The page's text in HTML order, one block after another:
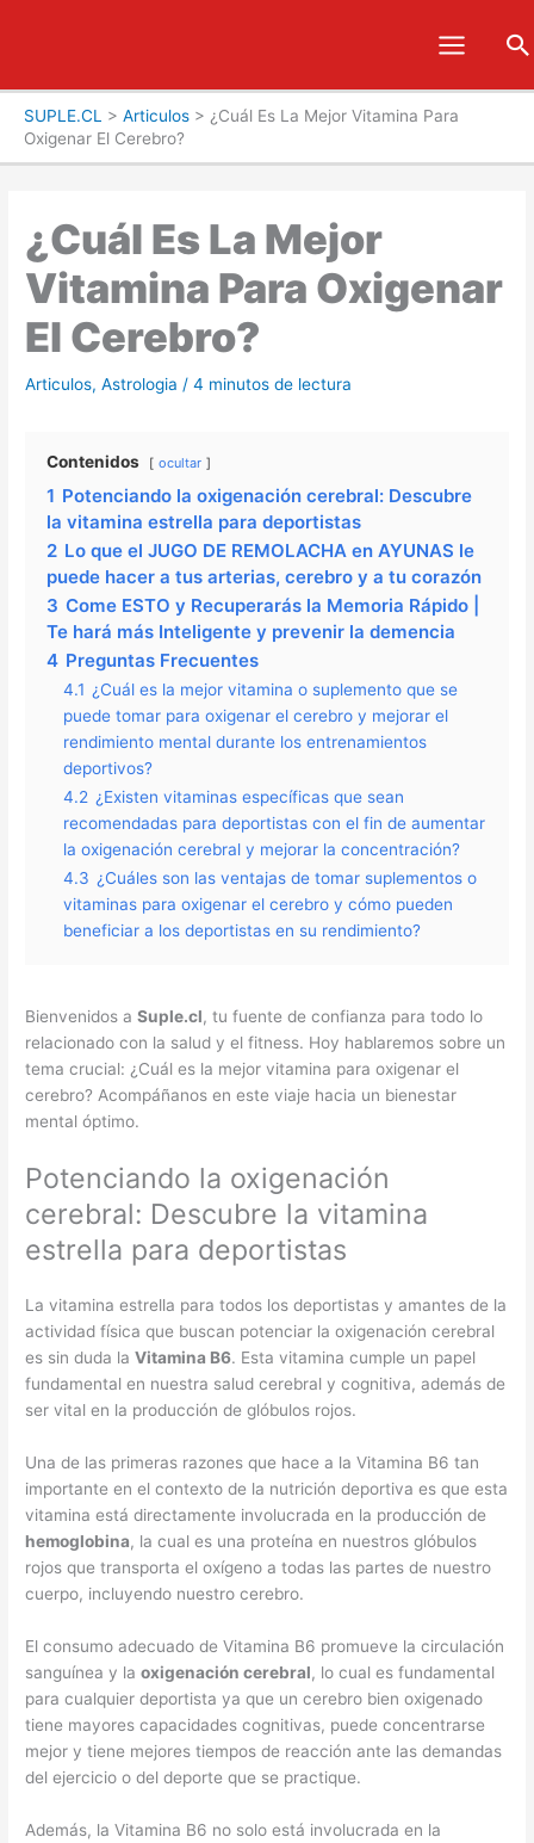
SUPLE.CL > Articulos > ¿Cuál Es La Mejor Vitamina Para
Oxigenar El Cerebro?
¿Cuál Es La Mejor
Vitamina Para Oxigenar
El Cerebro?
Articulos,Astrologia /4 minutos de lectura
Contenidos ocultar
1 Potenciando la oxigenación cerebral: Descubre
la vitamina estrella para deportistas
2 Lo que el JUGO DE REMOLACHA en AYUNAS le
puede hacer a tus arterias, cerebro y a tu corazón
3 Come ESTO y Recuperarás la Memoria Rápido |
Te hará más Inteligente y prevenir la demencia
4 Preguntas Frecuentes
4.1 ¿Cuál es la mejor vitamina o suplemento que se
puede tomar para oxigenar el cerebro y mejorar el
rendimiento mental durante los entrenamientos
deportivos?
4.2 ¿Existen vitaminas específicas que sean
recomendadas para deportistas con el fin de aumentar
la oxigenación cerebral y mejorar la concentración?
4.3 ¿Cuáles son las ventajas de tomar suplementos o
vitaminas para oxigenar el cerebro y cómo pueden
beneficiar a los deportistas en su rendimiento?
Bienvenidos aSuple.cl, tu fuente de confianza para todo lo
relacionado con la salud y el fitness. Hoy hablaremos sobre un
tema crucial: ¿Cuál es la mejor vitamina para oxigenar el
cerebro? Acompáñanos en este viaje hacia un bienestar
mental óptimo.
Potenciando la oxigenación
cerebral: Descubre la vitamina
estrella para deportistas
La vitamina estrella para todos los deportistas y amantes de la
actividad física que buscan potenciar la oxigenación cerebral
es sin duda laVitamina B6. Esta vitamina cumple un papel
fundamental en nuestra salud cerebral y cognitiva, además de
ser vital en la producción de glóbulos rojos.
Una de las primeras razones que hace a la Vitamina B6 tan
importante en el contexto de la nutrición deportiva es que esta
vitamina está directamente involucrada en la producción de
hemoglobina, la cual es una proteína en nuestros glóbulos
rojos que transporta el oxígeno a todas las partes de nuestro
cuerpo, incluyendo nuestro cerebro.
El consumo adecuado de Vitamina B6 promueve la circulación
sanguínea y laoxigenación cerebral, lo cual es fundamental
para cualquier deportista ya que un cerebro bien oxigenado
tiene mayores capacidades cognitivas, puede concentrarse
mejor y tiene mejores tiempos de reacción ante las demandas
del ejercicio o del deporte que se practique.
Además, la Vitamina B6 no solo está involucrada en la